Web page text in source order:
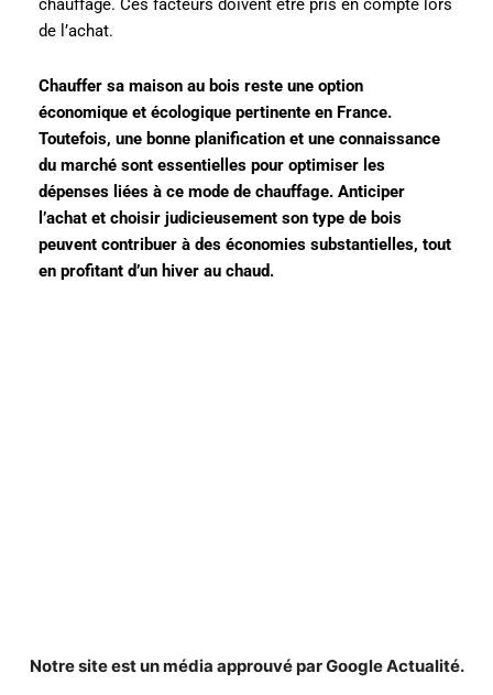
chauffage. Ces facteurs doivent être pris en compte lors
de l’achat.
Chauffer sa maison au bois reste une option
économique et écologique pertinente en France.
Toutefois, une bonne planification et une connaissance
du marché sont essentielles pour optimiser les
dépenses liées à ce mode de chauffage. Anticiper
l’achat et choisir judicieusement son type de bois
peuvent contribuer à des économies substantielles, tout
en profitant d’un hiver au chaud.
Notre site est un média approuvé par Google Actualité.